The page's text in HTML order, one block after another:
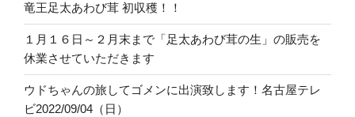
竜王足太あわび茸 初収穫！！
１月１６日～２月末まで「足太あわび茸の生」の販売を
休業させていただきます
ウドちゃんの旅してゴメンに出演致します！名古屋テレ
ビ2022/09/04（日）